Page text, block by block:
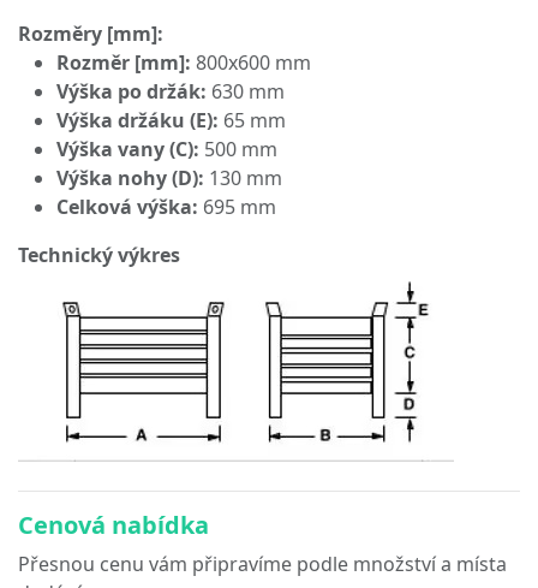
Rozměry [mm]:
Rozměr [mm]: 800x600 mm
Výška po držák: 630 mm
Výška držáku (E): 65 mm
Výška vany (C): 500 mm
Výška nohy (D): 130 mm
Celková výška: 695 mm
Technický výkres
Cenová nabídka
Přesnou cenu vám připravíme podle množství a místa